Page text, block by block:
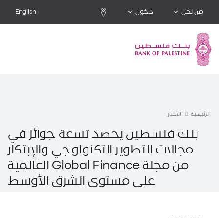
من نحن دخول English
الرئيسية الأخبار
بنك فلسطين يحصد تسعة جوائز في
مجالات التطوير التكنولوجي والإبتكار
من مجلة Global Finance العالمية
على مستوى الشرق الأوسط